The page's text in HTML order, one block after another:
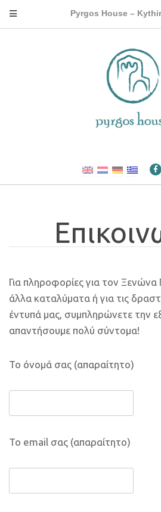
Pyrgos House –
Για πληροφορίες για τον
άλλα καταλύματα ή για τις
έντυπά μας, συμπληρώνετε την
απαντήσουμε πολύ σύντομα!
Το όνομά σας (απαραίτητο)
Το email σας (απαραίτητο)